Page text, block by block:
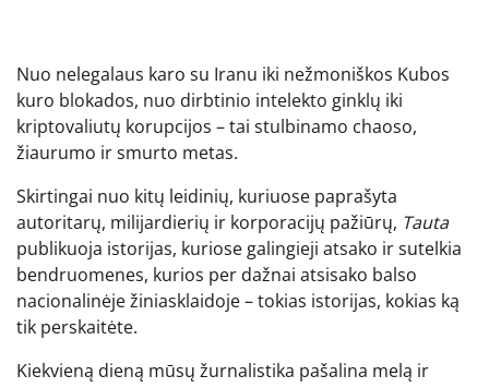
Nuo nelegalaus karo su Iranu iki nežmoniškos Kubos
kuro blokados, nuo dirbtinio intelekto ginklų iki
kriptovaliutų korupcijos – tai stulbinamo chaoso,
žiaurumo ir smurto metas.
Skirtingai nuo kitų leidinių, kuriuose paprašyta
autoritarų, milijardierių ir korporacijų pažiūrų, Tauta
publikuoja istorijas, kuriose galingieji atsako ir sutelkia
bendruomenes, kurios per dažnai atsisako balso
nacionalinėje žiniasklaidoje – tokias istorijas, kokias ką
tik perskaitėte.
Kiekvieną dieną mūsų žurnalistika pašalina melą ir